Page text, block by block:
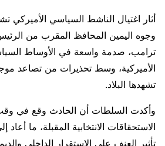
أثار اغتيال الناشط السياسي الأميركي
وجوه اليمين المحافظ المقرب من
ترامب، صدمة واسعة في الأوساط
الأميركية، وسط تحذيرات من تصاعد
تشهدها البلاد.
وأكدت السلطات أن الحادث وقع في
الاستحقاقات الانتخابية المقبلة، ما
تأثير العنف على الاستقرار الداخلي